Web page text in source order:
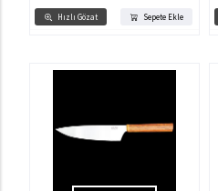
Hızlı Gözat Sepete Ekle